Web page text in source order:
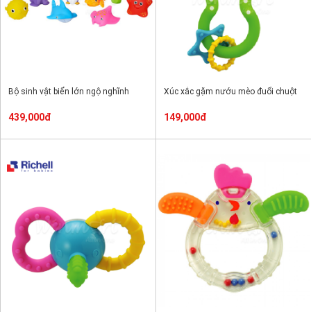
Bộ sinh vật biển lớn ngộ nghĩnh
439,000đ
Xúc xắc gặm nướu mèo đuổi chuột
149,000đ